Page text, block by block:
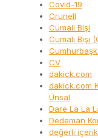
Covid-19
Crunell
Cumali Bişi
Cumali Bişi
CV
dakick.com
dakick.com
Ünsal
Dare La La
Dedeman
değerli